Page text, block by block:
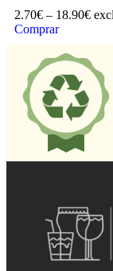
2.70€ – 18.90€
Comprar